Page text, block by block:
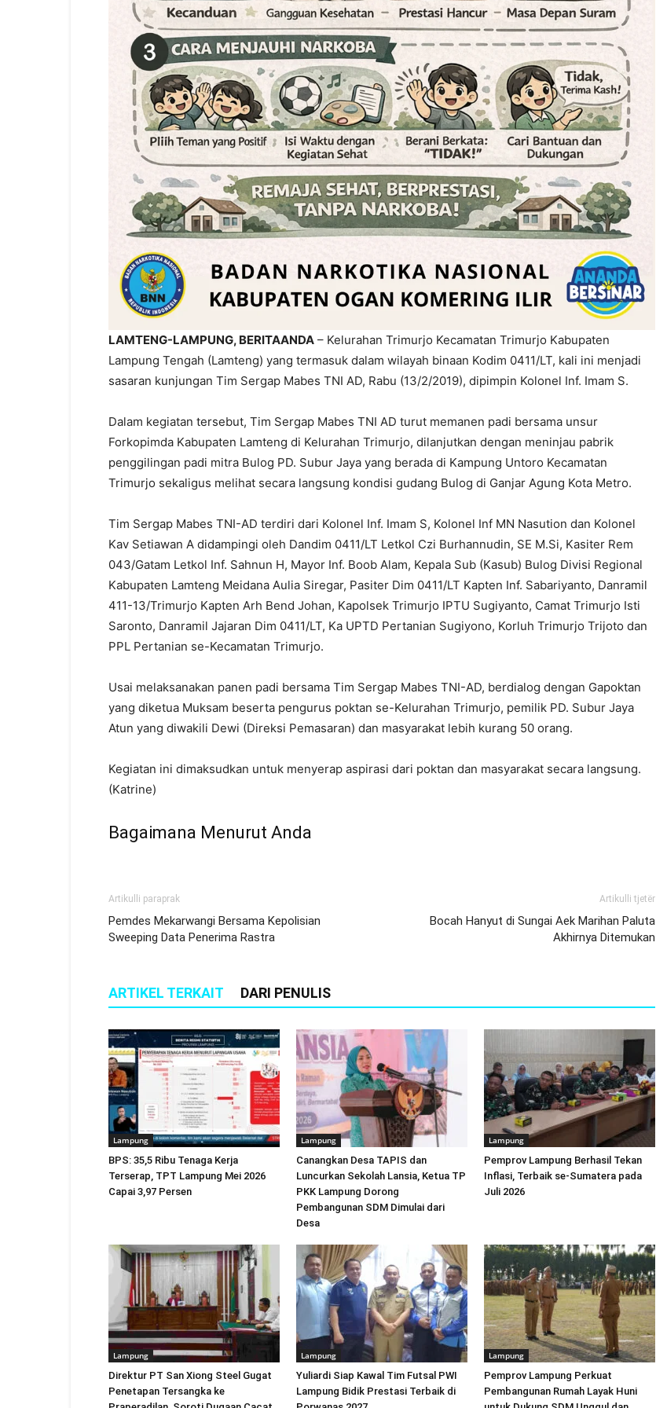
LAMTENG-LAMPUNG, BERITAANDA – Kelurahan Trimurjo Kecamatan Trimurjo Kabupaten
Lampung Tengah (Lamteng) yang termasuk dalam wilayah binaan Kodim 0411/LT, kali ini menjadi
sasaran kunjungan Tim Sergap Mabes TNI AD, Rabu (13/2/2019), dipimpin Kolonel Inf. Imam S.
Dalam kegiatan tersebut, Tim Sergap Mabes TNI AD turut memanen padi bersama unsur
Forkopimda Kabupaten Lamteng di Kelurahan Trimurjo, dilanjutkan dengan meninjau pabrik
penggilingan padi mitra Bulog PD. Subur Jaya yang berada di Kampung Untoro Kecamatan
Trimurjo sekaligus melihat secara langsung kondisi gudang Bulog di Ganjar Agung Kota Metro.
Tim Sergap Mabes TNI-AD terdiri dari Kolonel Inf. Imam S, Kolonel Inf MN Nasution dan Kolonel
Kav Setiawan A didampingi oleh Dandim 0411/LT Letkol Czi Burhannudin, SE M.Si, Kasiter Rem
043/Gatam Letkol Inf. Sahnun H, Mayor Inf. Boob Alam, Kepala Sub (Kasub) Bulog Divisi Regional
Kabupaten Lamteng Meidana Aulia Siregar, Pasiter Dim 0411/LT Kapten Inf. Sabariyanto, Danramil
411-13/Trimurjo Kapten Arh Bend Johan, Kapolsek Trimurjo IPTU Sugiyanto, Camat Trimurjo Isti
Saronto, Danramil Jajaran Dim 0411/LT, Ka UPTD Pertanian Sugiyono, Korluh Trimurjo Trijoto dan
PPL Pertanian se-Kecamatan Trimurjo.
Usai melaksanakan panen padi bersama Tim Sergap Mabes TNI-AD, berdialog dengan Gapoktan
yang diketua Muksam beserta pengurus poktan se-Kelurahan Trimurjo, pemilik PD. Subur Jaya
Atun yang diwakili Dewi (Direksi Pemasaran) dan masyarakat lebih kurang 50 orang.
Kegiatan ini dimaksudkan untuk menyerap aspirasi dari poktan dan masyarakat secara langsung.
(Katrine)
Bagaimana Menurut Anda
Artikulli paraprak
Pemdes Mekarwangi Bersama Kepolisian
Sweeping Data Penerima Rastra
Artikulli tjetër
Bocah Hanyut di Sungai Aek Marihan Paluta
Akhirnya Ditemukan
ARTIKEL TERKAIT DARI PENULIS
Lampung
BPS: 35,5 Ribu Tenaga Kerja
Terserap, TPT Lampung Mei 2026
Capai 3,97 Persen
Lampung
Canangkan Desa TAPIS dan
Luncurkan Sekolah Lansia, Ketua TP
PKK Lampung Dorong
Pembangunan SDM Dimulai dari
Desa
Lampung
Pemprov Lampung Berhasil Tekan
Inflasi, Terbaik se-Sumatera pada
Juli 2026
Lampung
Direktur PT San Xiong Steel Gugat
Penetapan Tersangka ke
Lampung
Yuliardi Siap Kawal Tim Futsal PWI
Lampung Bidik Prestasi Terbaik di
Lampung
Pemprov Lampung Perkuat
Pembangunan Rumah Layak Huni